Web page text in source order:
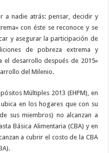
a nadie atrás: pensar, decidir y
con éste se reconoce y se
y asegurar la participación de
de pobreza extrema y
el desarrollo después de 2015»
del Milenio.
Múltiples 2013 (EHPM), en
en los hogares que con su
sus miembros) no alcanzan a
Básica Alimentaria (CBA) y en
a cubrir el costo de la CBA